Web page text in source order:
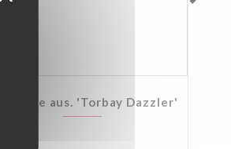
aus. 'Torbay Dazzler'